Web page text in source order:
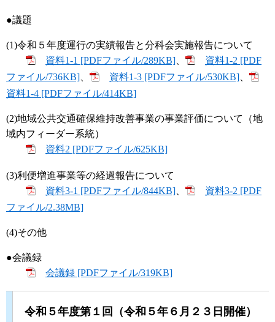
●議題
(1)令和５年度運行の実績報告と分科会実施報告について
資料1-1 [PDFファイル/289KB]、
資料1-2 [PDF
ファイル/736KB]
資料1-3 [PDFファイル/530KB]
資料1-4 [PDFファイル/414KB]
(2)地域公共交通確保維持改善事業の事業評価について（地
域内フィーダー系統）
資料2 [PDFファイル/625KB]
(3)利便増進事業等の経過報告について
資料3-1 [PDFファイル/844KB]
資料3-2 [PDF
ファイル/2.38MB]
(4)その他
●会議録
会議録 [PDFファイル/319KB]
令和５年度第１回（令和５年６月２３日開催）